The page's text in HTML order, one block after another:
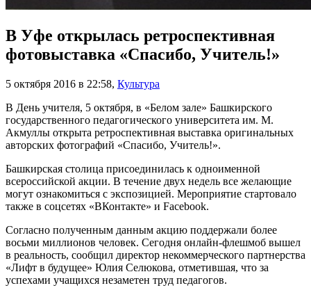
В Уфе открылась ретроспективная
фотовыставка «Спасибо, Учитель!»
5 октября 2016 в 22:58, Культура
В День учителя, 5 октября, в «Белом зале» Башкирского
государственного педагогического университета им. М.
Акмуллы открыта ретроспективная выставка оригинальных
авторских фотографий «Спасибо, Учитель!».
Башкирская столица присоединилась к одноименной
всероссийской акции. В течение двух недель все желающие
могут ознакомиться с экспозицией. Мероприятие стартовало
также в соцсетях «ВКонтакте» и Facebook.
Согласно полученным данным акцию поддержали более
восьми миллионов человек. Сегодня онлайн-флешмоб вышел
в реальность, сообщил директор некоммерческого партнерства
«Лифт в будущее» Юлия Селюкова, отметившая, что за
успехами учащихся незаметен труд педагогов.